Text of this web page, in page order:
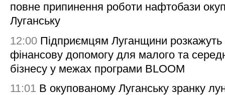
повне припинення роботи нафтобази
Луганську
12:00 Підприємцям Луганщини розкажуть
фінансову допомогу для малого та
бізнесу у межах програми BLOOM
11:01 В окупованому Луганську зранку